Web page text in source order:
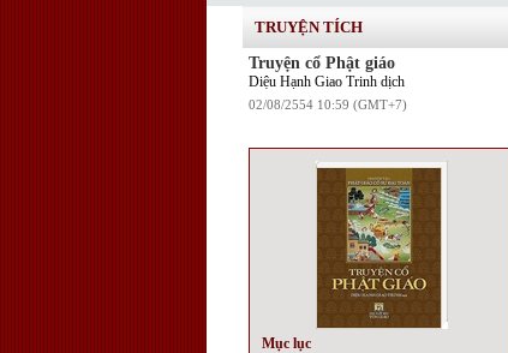
TRUYỆN TÍCH
Truyện cổ Phật giáo
Diệu Hạnh Giao Trinh dịch
02/08/2554 10:59 (GMT+7)
Mục lục